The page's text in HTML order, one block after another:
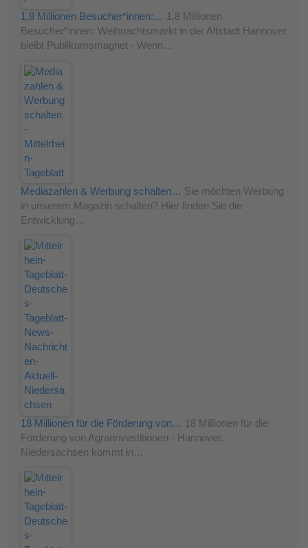
1,8 Millionen Besucher*innen:… 1,8 Millionen
Besucher*innen: Weihnachtsmarkt in der Altstadt Hannover
bleibt Publikumsmagnet - Wenn…
Mediazahlen & Werbung schalten… Sie möchten Werbung
in unserem Magazin schalten? Hier finden Sie die
Entwicklung…
18 Millionen für die Förderung von… 18 Millionen für die
Förderung von Agrarinvestitionen - Hannover.
Niedersachsen kommt in…